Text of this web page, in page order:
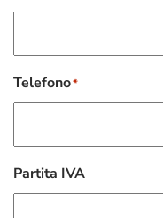
Telefono*
Partita IVA